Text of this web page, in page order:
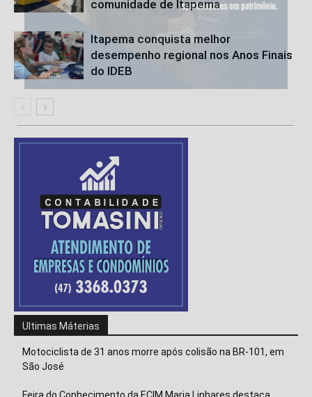
comunidade de Itapema
Itapema conquista melhor
desempenho regional nos Anos Finais
do IDEB
Ultimas Máterias
Motociclista de 31 anos morre após colisão na BR-101, em
São José